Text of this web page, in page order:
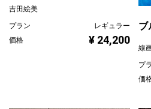
吉田絵美
プラン
レギュラー
価格
¥ 24,200
ブ
線
プ
価